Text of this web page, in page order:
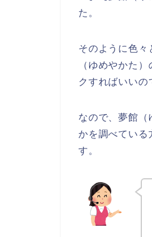
た。
そのように色々
（ゆめやかた
クすればいいの
なので、夢館（
かを調べている
す。